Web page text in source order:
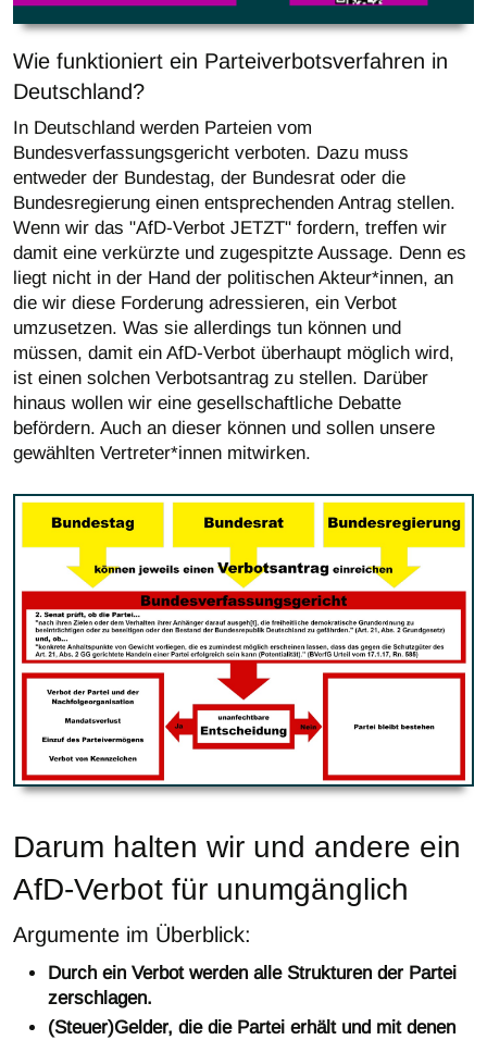
Wie funktioniert ein Parteiverbotsverfahren in
Deutschland?
In Deutschland werden Parteien vom
Bundesverfassungsgericht verboten. Dazu muss
entweder der Bundestag, der Bundesrat oder die
Bundesregierung einen entsprechenden Antrag stellen.
Wenn wir das "AfD-Verbot JETZT" fordern, treffen wir
damit eine verkürzte und zugespitzte Aussage. Denn es
liegt nicht in der Hand der politischen Akteur*innen, an
die wir diese Forderung adressieren, ein Verbot
umzusetzen. Was sie allerdings tun können und
müssen, damit ein AfD-Verbot überhaupt möglich wird,
ist einen solchen Verbotsantrag zu stellen. Darüber
hinaus wollen wir eine gesellschaftliche Debatte
befördern. Auch an dieser können und sollen unsere
gewählten Vertreter*innen mitwirken.
Darum halten wir und andere ein
AfD-Verbot für unumgänglich
Argumente im Überblick:
Durch ein Verbot werden alle Strukturen der Partei
zerschlagen.
(Steuer)Gelder, die die Partei erhält und mit denen